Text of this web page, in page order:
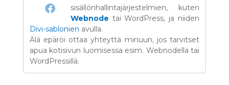
sisällönhallintajärjestelmien, kuten
Webnode tai WordPress, ja niiden
Divi-sablonien avulla.
Älä epäröi ottaa yhteyttä minuun, jos tarvitset
apua kotisivun luomisessa esim. Webnodella tai
WordPressillä.